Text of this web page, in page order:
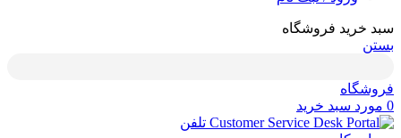
سبد خرید فروشگاه
بستن
فروشگاه
0 مورد سبد خرید
تلفن